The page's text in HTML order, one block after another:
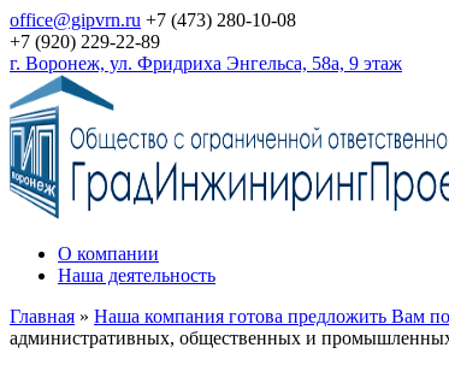
office@gipvrn.ru +7 (473) 280-10-08
+7 (920) 229-22-89
г. Воронеж, ул. Фридриха Энгельса, 58а, 9 этаж
О компании
Наша деятельность
Главная » Наша компания готова предложить Вам
административных, общественных и